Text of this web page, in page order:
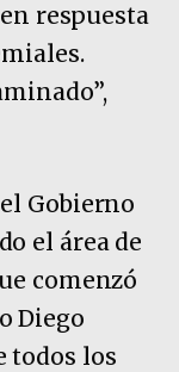
respuesta
Gobierno
el área de
comenzó
Diego
todos los